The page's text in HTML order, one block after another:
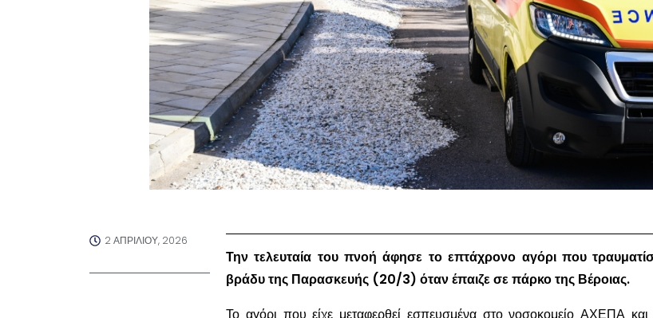
2 ΑΠΡΙΛΊΟΥ, 2026
Την τελευταία του πνοή άφησε το επτάχρονο αγόρι που
βράδυ της Παρασκευής (20/3) όταν έπαιζε σε πάρκο της Βέροιας.